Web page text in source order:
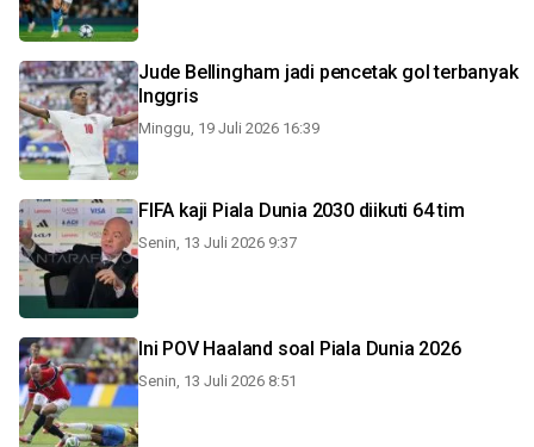
Jude Bellingham jadi pencetak gol terbanyak
Inggris
Minggu, 19 Juli 2026 16:39
FIFA kaji Piala Dunia 2030 diikuti 64 tim
Senin, 13 Juli 2026 9:37
Ini POV Haaland soal Piala Dunia 2026
Senin, 13 Juli 2026 8:51